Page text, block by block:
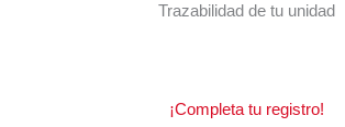
Trazabilidad de tu unidad
¡Completa tu registro!